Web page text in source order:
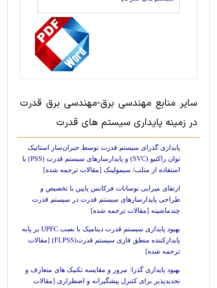
سایر منابع مهندسی برق-مهندسی برق قدرت
در زمینه پایداری سیستم های قدرت
پایداری گذرای سیستم قدرت توسط جبران‌ساز استاتیک
توان راکتیو (SVC) و پایدارسازهای سیستم قدرت (PSS) با
استفاده از متلب/ سیمولینک [مقالات ترجمه شده]
ارتقای میرایی نوسانات فرکانس پایین با تخصیص و
طراحی پایدارسازهای سیستم قدرت در سیستم قدرت
چندماشینه [مقالات ترجمه شده]
بهبود پايداری سيستم قدرت ديناميک با نصب UPFC بر پايه
پايدارکننده منطق فازی سيستم قدرت(FLPSS) [مقالات
ترجمه شده]
بهبود پایداری گذرا: مرور و مقایسه تکنیک های متعارف و
تجدیدپذیر برای کنترل پیشگیرانه و اضطراری [مقالات